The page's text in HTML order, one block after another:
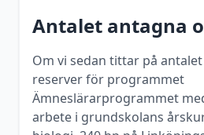
Antalet antagna
Om vi sedan tittar på
reserver för programmet
Ämneslärarprogrammet
arbete i grundskolans